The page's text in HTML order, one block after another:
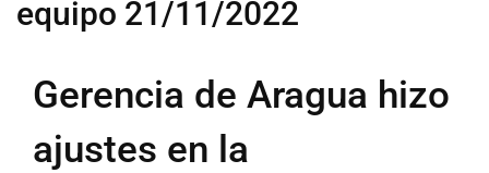
equipo 21/11/2022
Gerencia de Aragua hizo
ajustes en la